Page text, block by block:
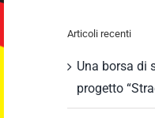
Articoli recenti
Una borsa di
progetto